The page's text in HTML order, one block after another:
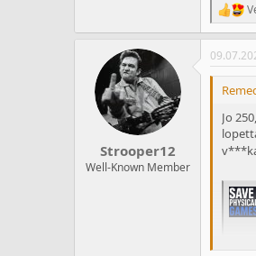
R
e
a
c
t
Strooper12
Well-Known Member
Jo